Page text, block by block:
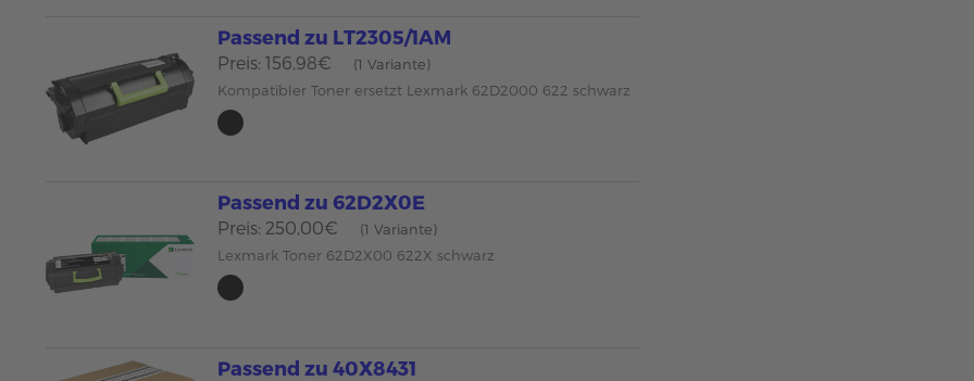
Passend zu LT2305/1AM
Preis: 156,98€
(1 Variante)
Kompatibler Toner ersetzt Lexmark 62D2000 622 schwarz
Passend zu 62D2X0E
Preis: 250,00€
(1 Variante)
Lexmark Toner 62D2X00 622X schwarz
Passend zu 40X8431